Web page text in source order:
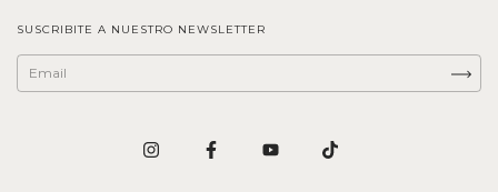
SUSCRIBITE A NUESTRO NEWSLETTER